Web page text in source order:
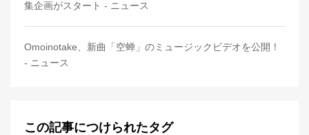
集企画がスタート - ニュース
Omoinotake、新曲「空蝉」のミュージックビデオを公開！
- ニュース
この記事につけられたタグ